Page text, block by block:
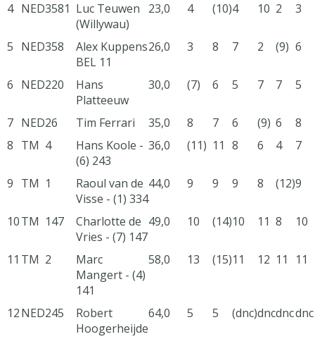
4 NED3581 Luc Teuwen
(Willywau)
23,0 4 (10)4 10 2 3
5 NED358
Alex Kuppens
BEL 11
26,0 3 8 7 2 (9) 6
6 NED220
Hans
Platteeuw
30,0 (7) 6 5 7 7 5
7 NED26 Tim Ferrari 35,0 8 7 6 (9) 6
8
8 TM 4
Hans Koole -
(6) 243
36,0 (11) 11 8 6 4 7
9 TM 1
Raoul van de
Visse - (1) 334
44,0 9 9 9 8 (12)9
10TM 147
Charlotte de
Vries - (7) 147
49,0 10 (14)10 11 8 10
11 TM 2
Marc
Mangert - (4)
141
58,0 13 (15)11 12 11 11
12NED245
Robert
Hoogerheijde
64,0 5 5 (dnc)dncdncdnc